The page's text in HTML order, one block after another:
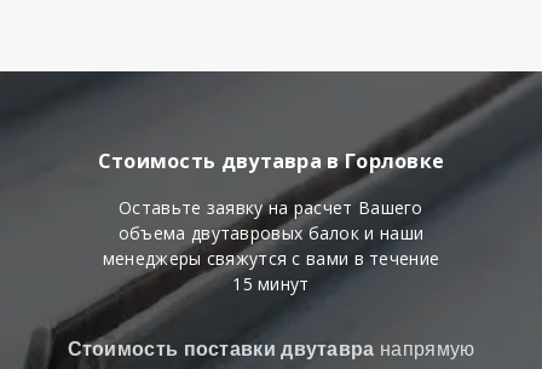
Стоимость двутавра в Горловке
Оставьте заявку на расчет Вашего
объема двутавровых балок и наши
менеджеры свяжутся с вами в течение
15 минут
Стоимость поставки двутавра напрямую